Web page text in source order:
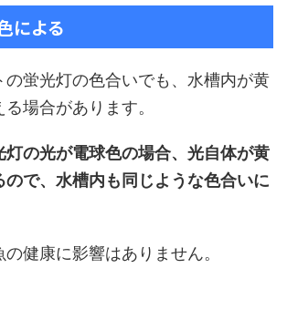
による
の蛍光灯の色合いでも、水槽内が黄
場合があります。
灯の光が電球色の場合、光自体が黄
ので、水槽内も同じような色合いに
健康に影響はありません。